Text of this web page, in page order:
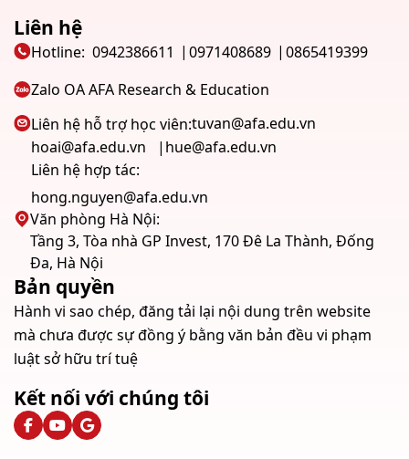
Liên hệ
Hotline: 0942386611 0971408689
0865419399
Zalo OA AFA Research & Education
Liên hệ hỗ trợ học viên:tuvan@afa.edu.vn
hoai@afa.edu.vn
hue@afa.edu.vn
Liên hệ hợp tác:
hong.nguyen@afa.edu.vn
Văn phòng Hà Nội:
Tầng 3, Tòa nhà GP Invest, 170 Đê La Thành, Đống
Đa, Hà Nội
Bản quyền
Hành vi sao chép, đăng tải lại nội dung trên website
mà chưa được sự đồng ý bằng văn bản đều vi phạm
luật sở hữu trí tuệ
Kết nối với chúng tôi